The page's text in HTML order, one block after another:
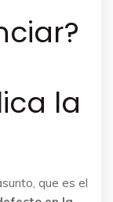
la
que es el